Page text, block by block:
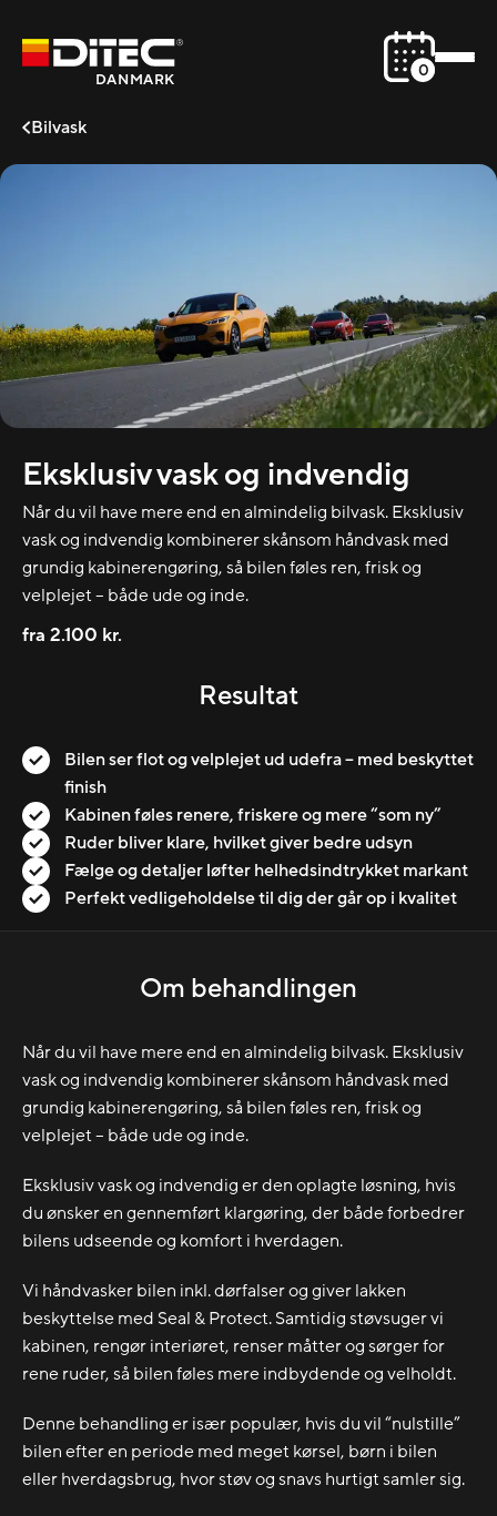
DANMARK 0
Bilvask
Eksklusiv vask og indvendig
Når du vil have mere end en almindelig bilvask. Eksklusiv
vask og indvendig kombinerer skånsom håndvask med
grundig kabinerengøring, så bilen føles ren, frisk og
velplejet – både ude og inde.
fra 2.100 kr.
Om behandlingen
Når du vil have mere end en almindelig bilvask. Eksklusiv
vask og indvendig kombinerer skånsom håndvask med
grundig kabinerengøring, så bilen føles ren, frisk og
velplejet – både ude og inde.
Eksklusiv vask og indvendig er den oplagte løsning, hvis
du ønsker en gennemført klargøring, der både forbedrer
bilens udseende og komfort i hverdagen.
Vi håndvasker bilen inkl. dørfalser og giver lakken
beskyttelse med Seal & Protect. Samtidig støvsuger vi
kabinen, rengør interiøret, renser måtter og sørger for
rene ruder, så bilen føles mere indbydende og velholdt.
Denne behandling er især populær, hvis du vil “nulstille”
bilen efter en periode med meget kørsel, børn i bilen
eller hverdagsbrug, hvor støv og snavs hurtigt samler sig.
Resultat
Bilen ser flot og velplejet ud udefra – med beskyttet
finish
Kabinen føles renere, friskere og mere “som ny”
Ruder bliver klare, hvilket giver bedre udsyn
Fælge og detaljer løfter helhedsindtrykket markant
Perfekt vedligeholdelse til dig der går op i kvalitet